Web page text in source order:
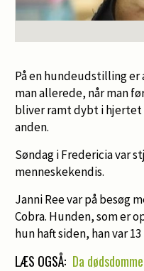
På en hundeudstilling
man allerede, når man
bliver ramt dybt i hjertet
anden.
Søndag i Fredericia var
menneskekendis.
Janni Ree var på besøg
Cobra. Hunden, som er
hun haft siden, han var 13
LÆS OGSÅ: Da